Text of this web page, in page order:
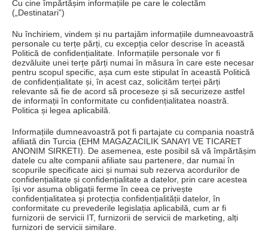
Cu cine împărtășim informațiile pe care le colectăm
(„Destinatari”)
Nu închiriem, vindem și nu partajăm informațiile dumneavoastră
personale cu terțe părți, cu excepția celor descrise în această
Politică de confidențialitate. Informațiile personale vor fi
dezvăluite unei terțe părți numai în măsura în care este necesar
pentru scopul specific, așa cum este stipulat în această Politică
de confidențialitate și, în acest caz, solicităm terței părți
relevante să fie de acord să proceseze și să securizeze astfel
de informații în conformitate cu confidențialitatea noastră.
Politica și legea aplicabilă.
Informațiile dumneavoastră pot fi partajate cu compania noastră
afiliată din Turcia (EHM MAGAZACILIK SANAYI VE TICARET
ANONIM SIRKETI). De asemenea, este posibil să vă împărtășim
datele cu alte companii afiliate sau partenere, dar numai în
scopurile specificate aici și numai sub rezerva acordurilor de
confidențialitate și confidențialitate a datelor, prin care acestea
își vor asuma obligații ferme în ceea ce privește
confidențialitatea și protecția confidențialității datelor, în
conformitate cu prevederile legislația aplicabilă, cum ar fi
furnizorii de servicii IT, furnizorii de servicii de marketing, alți
furnizori de servicii similare.